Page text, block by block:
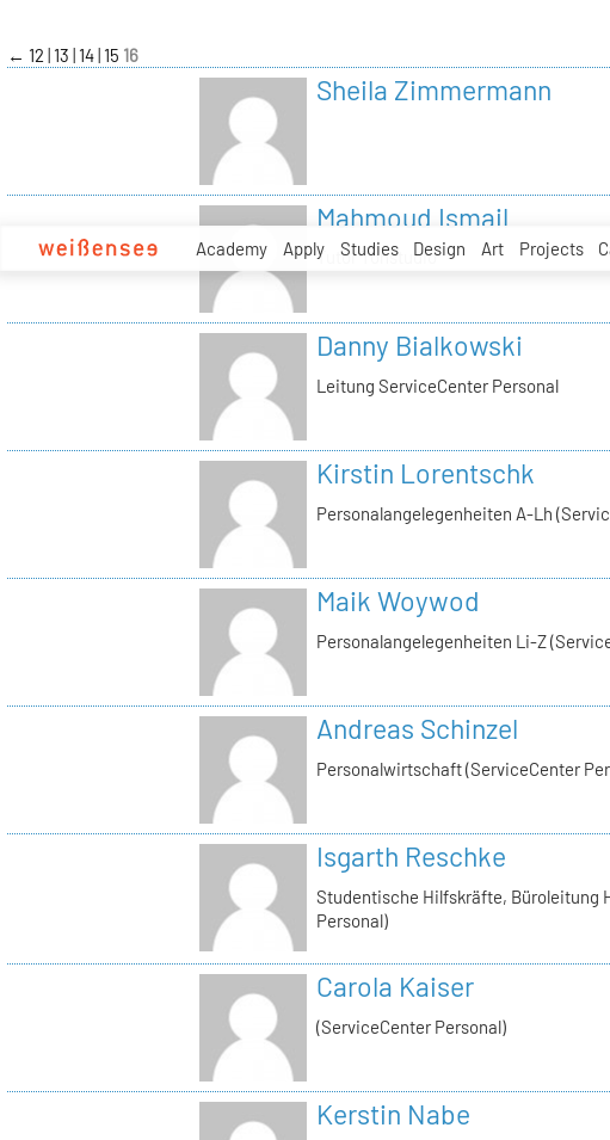
Academy Apply Studies Design Art Projects
← 12 13 14 15 16
Sheila Zimmermann
Mahmoud Ismail
Tutor Tonstudio
Danny Bialkowski
Leitung ServiceCenter Personal
Kirstin Lorentschk
Personalangelegenheiten A-Lh
Maik Woywod
Personalangelegenheiten Li-Z
Andreas Schinzel
Personalwirtschaft (ServiceCenter
Isgarth Reschke
Studentische Hilfskräfte, Büroleitung
Personal)
Carola Kaiser
(ServiceCenter Personal)
Kerstin Nabe